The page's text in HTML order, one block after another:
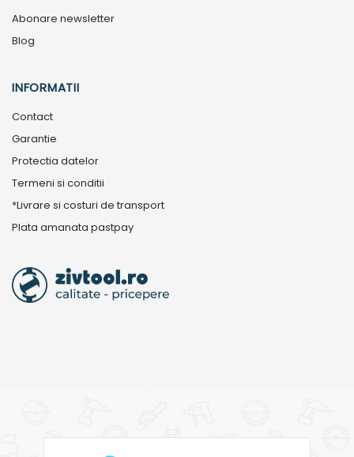
Abonare newsletter
Blog
INFORMATII
Contact
Garantie
Protectia datelor
Termeni si conditii
*Livrare si costuri de transport
Plata amanata pastpay